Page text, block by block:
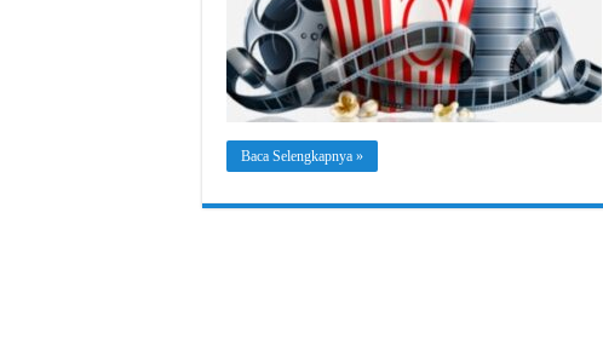
Baca Selengkapnya »